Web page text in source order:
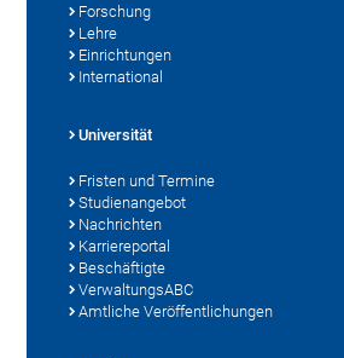
Forschung
Lehre
Einrichtungen
International
Universität
Fristen und Termine
Studienangebot
Nachrichten
Karriereportal
Beschäftigte
VerwaltungsABC
Amtliche Veröffentlichungen